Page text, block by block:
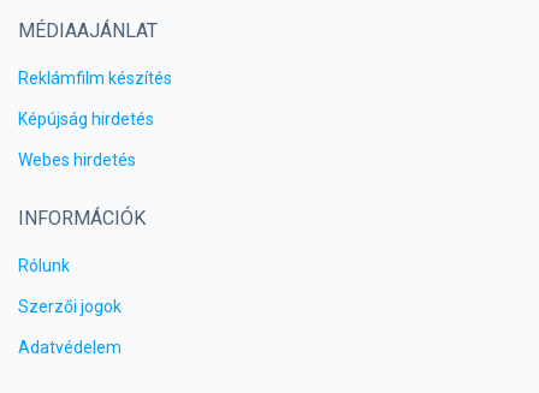
MÉDIAAJÁNLAT
Reklámfilm készítés
Képújság hirdetés
Webes hirdetés
INFORMÁCIÓK
Rólunk
Szerzői jogok
Adatvédelem